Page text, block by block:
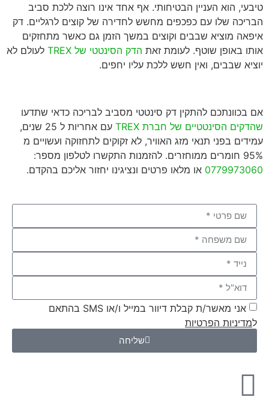
טיבעי, הוא העניין הבטיחותי. אף אחד אינו רוצה ללכת סביב
הבריכה שלו עם כפכפים מחשש לחדירה של קוצים לרגליים. דק
איפאה מוציא שבבים וקוצים במשך הזמן גם כאשר מתחזקים
אותו באופן שוטף. לעומת זאת הדק הסינטטי של TREX
לעולם לא
יוציא שבבים, ואין חשש ללכת עליו יחפים.
אם בכוונתכם להתקין דק סינטטי מסביב לבריכה כדאי שתדעו
שהדקים הסינטטיים של חברת TREX
עם אחריות ל 25 שנים,
עמידים בפני תנאי מזג האוויר, לא זקוקים לתחזוקה ועשויים מ
95% חומרים ממוחזרים. להזמנות התקשרו לטלפון מספר:
0779973060 או מלאו פרטים ונציגינו יחזור אליכם בהקדם.
אני מאשר/ת קבלת דיוור במייל ו/או SMS בהתאם
למדיניות הפרטיות
שליחה